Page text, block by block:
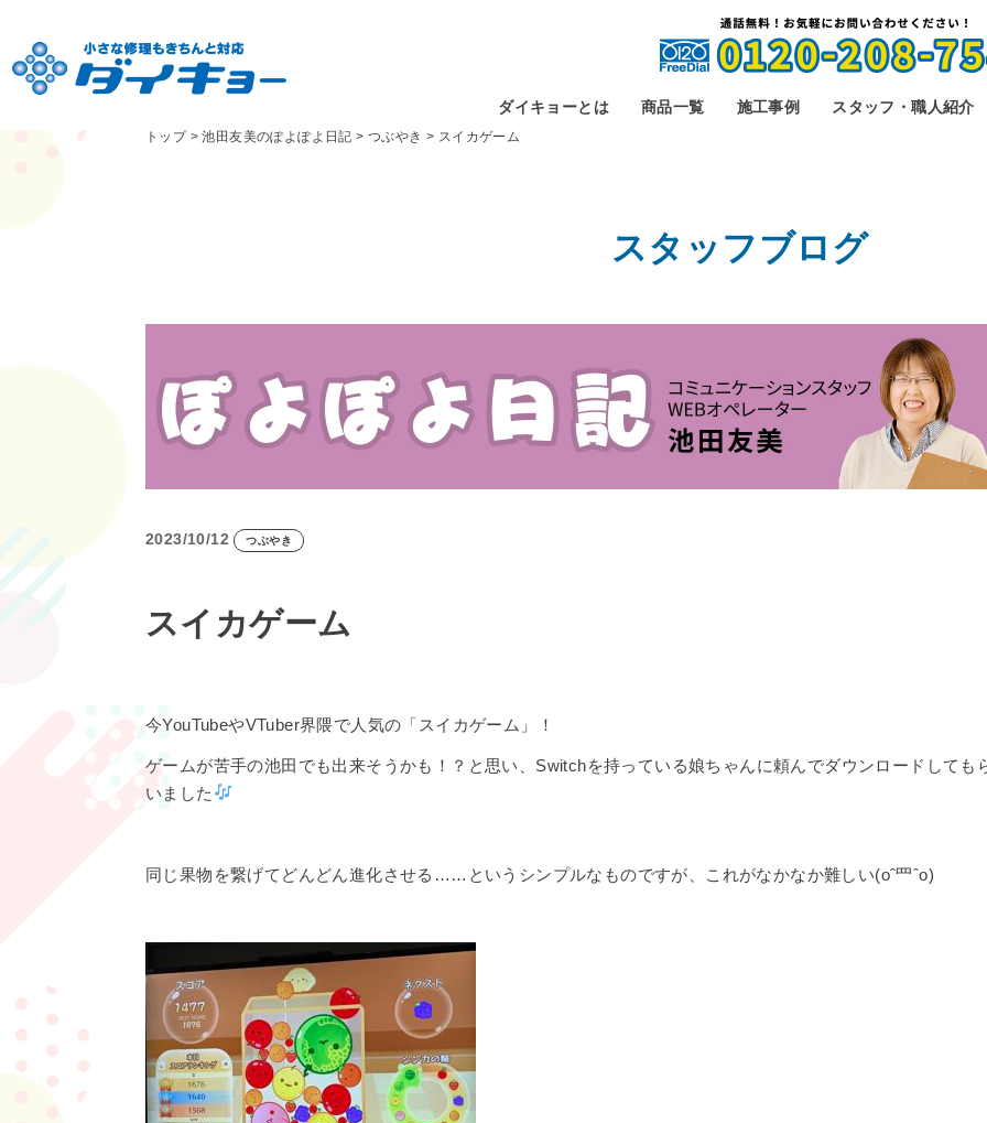
ダイキョーとは 商品一覧 施工事例 スタッフ・職人紹介
トップ>池田友美のぽよぽよ日記 >つぶやき > スイカゲーム
スタッフブログ
2023/10/12 つぶやき
スイカゲーム
今YouTubeやVTuber界隈で人気の「スイカゲーム」！
ゲームが苦手の池田でも出来そうかも！？と思い、Switchを持っている娘ちゃんに頼んでダウンロードしても
いました
同じ果物を繋げてどんどん進化させる……というシンプルなものですが、これがなかなか難しい(oˆ罒ˆo)